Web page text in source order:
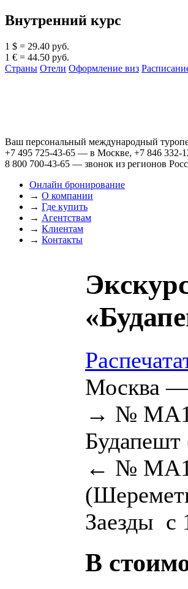
Внутренний курс
1 $ = 29.40 руб.
1 € = 44.50 руб.
Страны Отели Оформление виз
Ваш персональный международный
+7 495 725-43-65 — в Москве, +7 846 332-
8 800 700-43-65 — звонок из регионов
Онлайн бронирование
→ О компании
→ Где купить
→ Агентствам
→ Клиентам
→ Контакты
Москва
→ №
← №
Заезды с
В